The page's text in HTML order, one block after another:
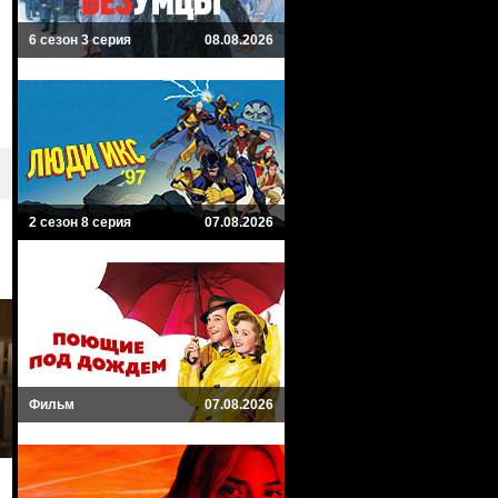
6 сезон 3 серия 08.08.2026
2 сезон 8 серия 07.08.2026
Фильм 07.08.2026